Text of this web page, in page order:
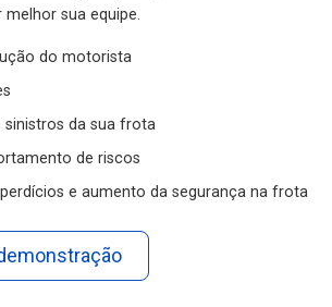
sua equipe.
do motorista
sinistros da sua frota
de riscos
e aumento da segurança na frota